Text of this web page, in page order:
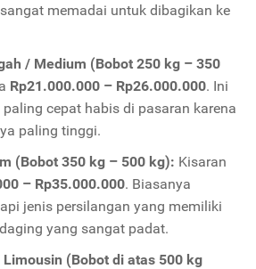
memadai untuk dibagikan ke
/ Medium (Bobot 250 kg – 350
Rp21.000.000 – Rp26.000.000. Ini
cepat habis di pasaran karena
paling tinggi.
(Bobot 350 kg – 500 kg): Kisaran
– Rp35.000.000. Biasanya
jenis persilangan yang memiliki
yang sangat padat.
(Bobot di atas 500 kg